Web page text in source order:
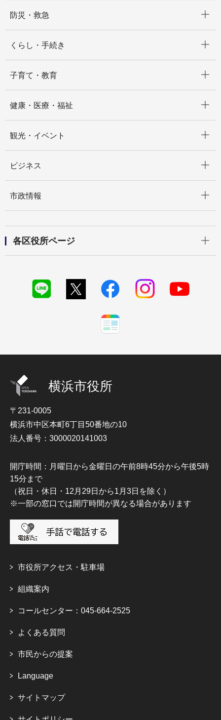
防災・救急
くらし・手続き
子育て・教育
健康・医療・福祉
観光・イベント
ビジネス
市政情報
各区役所ページ
横浜市役所
〒231-0005
横浜市中区本町6丁目50番地の10
法人番号：3000020141003
開庁時間：月曜日から金曜日の午前8時45分から午後5時
15分まで
（祝日・休日・12月29日から1月3日を除く）
※一部の窓口では開庁時間が異なる場合があります
市役所アクセス・駐車場
組織案内
コールセンター：045-664-2525
よくある質問
市民からの提案
Language
サイトマップ